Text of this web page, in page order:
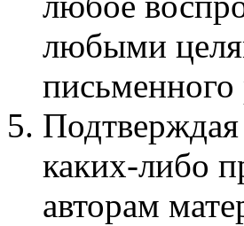
любыми
Подтверждая
каких-либо
авторам